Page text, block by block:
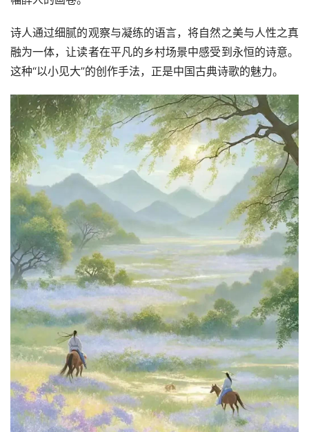
诗人通过细腻的观察与凝练的语言，将自然之美与人性之真
融为一体，让读者在平凡的乡村场景中感受到永恒的诗意。
这种“以小见大”的创作手法，正是中国古典诗歌的魅力。